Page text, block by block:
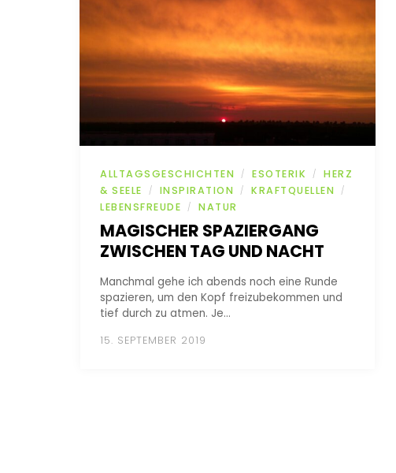
ALLTAGSGESCHICHTEN / ESOTERIK /
HERZ
& SEELE
/ INSPIRATION / KRAFTQUELLEN /
LEBENSFREUDE / NATUR
MAGISCHER SPAZIERGANG
ZWISCHEN TAG UND NACHT
Manchmal gehe ich abends noch eine Runde
spazieren, um den Kopf freizubekommen und
tief durch zu atmen. Je…
15. SEPTEMBER 2019